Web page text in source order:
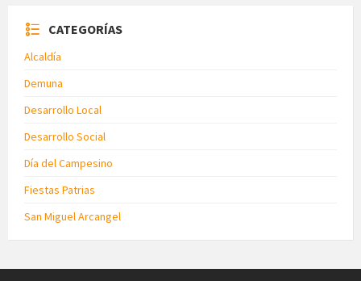
CATEGORÍAS
Alcaldía
Demuna
Desarrollo Local
Desarrollo Social
Día del Campesino
Fiestas Patrias
San Miguel Arcangel